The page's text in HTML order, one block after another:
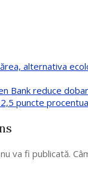
alternativa
Bank reduce
puncte
va fi publicată.